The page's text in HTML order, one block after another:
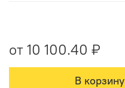
от 10 100.40 ₽
В корзину